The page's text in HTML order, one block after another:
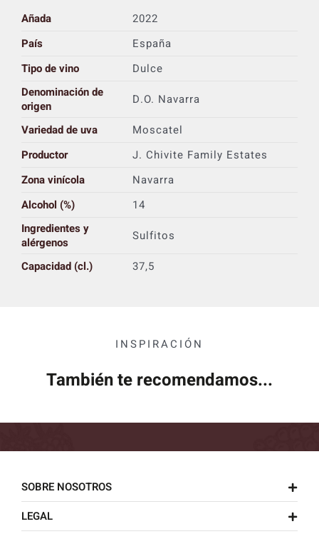
Añada
2022
País
España
Tipo de vino
Dulce
Denominación de
origen
D.O. Navarra
Variedad de uva
Moscatel
Productor
J. Chivite Family Estates
Zona vinícola
Navarra
Alcohol (%)
14
Ingredientes y
alérgenos
Sulfitos
Capacidad (cl.)
37,5
INSPIRACIÓN
También te recomendamos...
SOBRE NOSOTROS
LEGAL